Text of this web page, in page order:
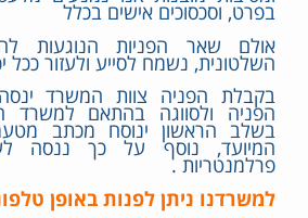
בפרט, וסכסוכים אישים בכלל
אולם שאר הפניות הנוגעות
השלטונית, נשמח לסייע ולעזור ככל
בקבלת הפניה צוות המשרד
הפניה ולסווגה בהתאם למשרד
בשלב הראשון ינוסח מכתב
המיועד, נוסף על כך ננסה
פרלמנטריות .
למשרדנו ניתן לפנות באופן